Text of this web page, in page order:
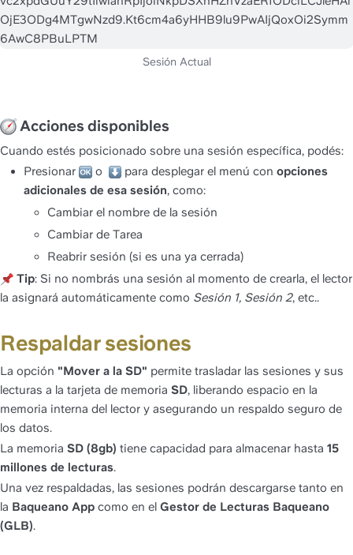
Acciones disponibles
Cuando estés posicionado sobre una sesión específica, podés:
Presionar
o para desplegar el menú con opciones
adicionales de esa sesión, como:
Cambiar el nombre de la sesión
Cambiar de Tarea
Reabrir sesión (si es una ya cerrada)
Tip: Si no nombrás una sesión al momento de crearla, el lector
la asignará automáticamente como Sesión 1, Sesión 2, etc..
Respaldar sesiones
La opción "Mover a la SD" permite trasladar las sesiones y sus
lecturas a la tarjeta de memoria SD, liberando espacio en la
memoria interna del lector y asegurando un respaldo seguro de
los datos.
La memoria SD (8gb) tiene capacidad para almacenar hasta 15
millones de lecturas.
Una vez respaldadas, las sesiones podrán descargarse tanto en
la Baqueano App como en el Gestor de Lecturas Baqueano
(GLB).